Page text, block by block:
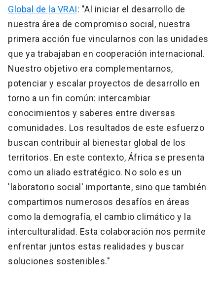
Global de la VRAI: "Al iniciar el desarrollo de
nuestra área de compromiso social, nuestra
primera acción fue vincularnos con las unidades
que ya trabajaban en cooperación internacional.
Nuestro objetivo era complementarnos,
potenciar y escalar proyectos de desarrollo en
torno a un fin común: intercambiar
conocimientos y saberes entre diversas
comunidades. Los resultados de este esfuerzo
buscan contribuir al bienestar global de los
territorios. En este contexto, África se presenta
como un aliado estratégico. No solo es un
'laboratorio social' importante, sino que también
compartimos numerosos desafíos en áreas
como la demografía, el cambio climático y la
interculturalidad. Esta colaboración nos permite
enfrentar juntos estas realidades y buscar
soluciones sostenibles."